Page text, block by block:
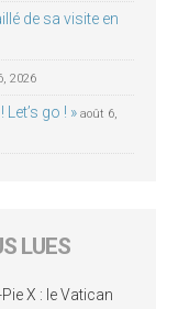
de sa visite en
2026
go ! » août 6,
LUES
X : le Vatican